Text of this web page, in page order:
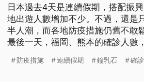
日本過去4天是連續假期，搭配振
地出遊人數增加不少。不過，還是
半人潮，而各地防疫措施仍舊不敢
最後一天，福岡、熊本的確診人數
手，入口處還有工作人員協助量額
防疫措施 連續假期 鐘乳石 確診